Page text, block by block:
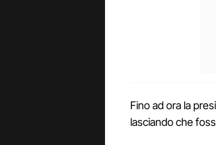
Fino ad ora la
lasciando che